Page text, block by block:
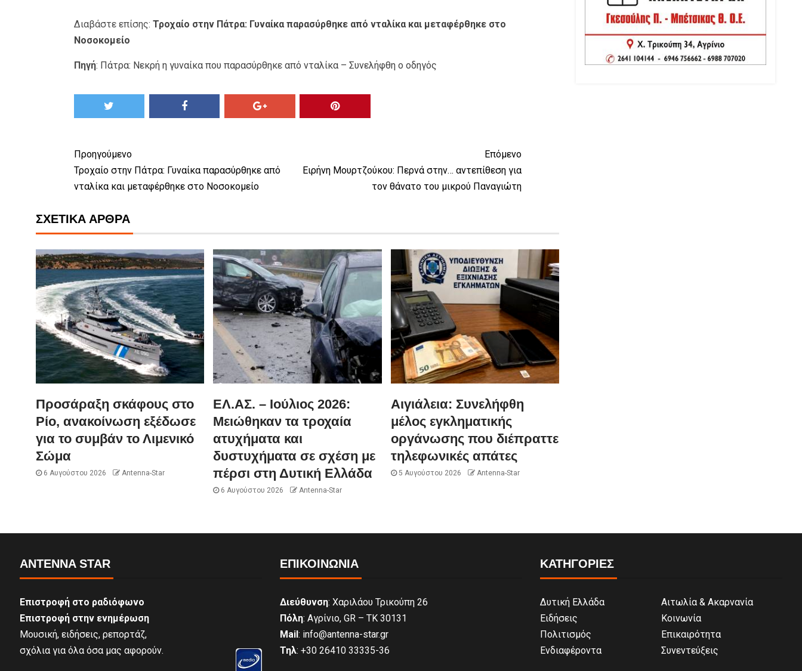
Διαβάστε επίσης: Τροχαίο στην Πάτρα: Γυναίκα παρασύρθηκε από νταλίκα και μεταφέρθηκε στο
Νοσοκομείο
Πηγή: Πάτρα: Νεκρή η γυναίκα που παρασύρθηκε από νταλίκα – Συνελήφθη ο οδηγός
Προηγούμενο
Τροχαίο στην Πάτρα: Γυναίκα παρασύρθηκε από
νταλίκα και μεταφέρθηκε στο Νοσοκομείο
Επόμενο
Ειρήνη Μουρτζούκου: Περνά στην… αντεπίθεση για
τον θάνατο του μικρού Παναγιώτη
ΣΧΕΤΙΚΆ ΆΡΘΡΑ
Προσάραξη σκάφους στο
Ρίο, ανακοίνωση εξέδωσε
για το συμβάν το Λιμενικό
Σώμα
6 Αυγούστου 2026 Antenna-Star
ΕΛ.ΑΣ. – Ιούλιος 2026:
Μειώθηκαν τα τροχαία
ατυχήματα και
δυστυχήματα σε σχέση με
πέρσι στη Δυτική Ελλάδα
6 Αυγούστου 2026 Antenna-Star
Αιγιάλεια: Συνελήφθη
μέλος εγκληματικής
οργάνωσης που διέπραττε
τηλεφωνικές απάτες
5 Αυγούστου 2026 Antenna-Star
ANTENNA STAR
Επιστροφή στο ραδιόφωνο
Επιστροφή στην ενημέρωση
Μουσική, ειδήσεις, ρεπορτάζ,
σχόλια για όλα όσα μας αφορούν.
ΕΠΙΚΟΙΝΩΝΊΑ
Διεύθυνση: Χαριλάου Τρικούπη 26
Πόλη: Αγρίνιο, GR – ΤΚ 30131
Mail: info@antenna-star.gr
Τηλ: +30 26410 33335-36
ΚΑΤΗΓΟΡΙΕΣ
Δυτική Ελλάδα
Αιτωλία & Ακαρνανία
Ειδήσεις
Κοινωνία
Πολιτισμός
Επικαιρότητα
Ενδιαφέροντα
Συνεντεύξεις